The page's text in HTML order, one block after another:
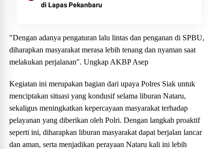
di Lapas Pekanbaru
"Dengan adanya pengaturan lalu lintas dan penganan di SPBU,
diharapkan masyarakat merasa lebih tenang dan nyaman saat
melakukan perjalanan". Ungkap AKBP Asep
Kegiatan ini merupakan bagian dari upaya Polres Siak untuk
menciptakan situasi yang kondusif selama liburan Nataru,
sekaligus meningkatkan kepercayaan masyarakat terhadap
pelayanan yang diberikan oleh Polri. Dengan langkah proaktif
seperti ini, diharapkan liburan masyarakat dapat berjalan lancar
dan aman, serta menjadikan perayaan Nataru kali ini lebih